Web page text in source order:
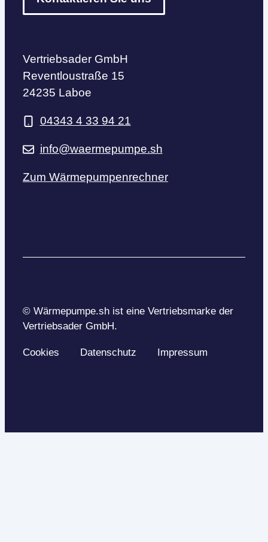
Vertriebsader GmbH
Reventloustraße 15
24235 Laboe
04343 4 33 94 21
info@waermepumpe.sh
Zum Wärmepumpenrechner
© Wärmepumpe.sh ist eine Vertriebsmarke der
Vertriebsader GmbH.
Cookies Datenschutz Impressum